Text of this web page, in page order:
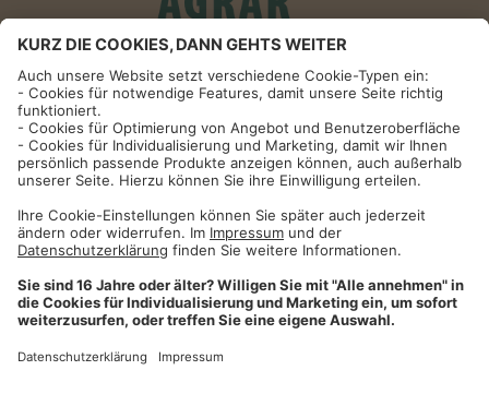
Informationen
Impressum
Datenschutzhinweise
AGB und Widerrufsbelehrung
Dehner Unternehmen
Cookie-Einstellungen
Dehner Agrar GmbH & Co. KG